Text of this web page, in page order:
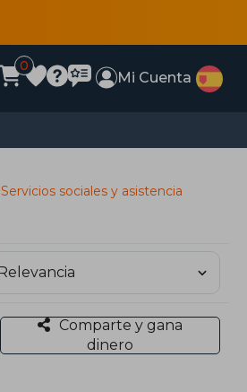
0
Mi Cuenta
Servicios sociales y asistencia
Comparte y gana
dinero